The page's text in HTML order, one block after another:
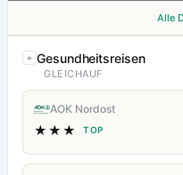
Alle
Gesundheitsreisen
GLEICHAUF
AOK Nordost
★★★ TOP